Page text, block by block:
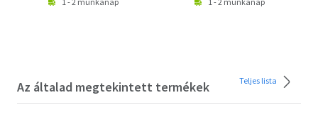
Az általad megtekintett termékek Teljes lista